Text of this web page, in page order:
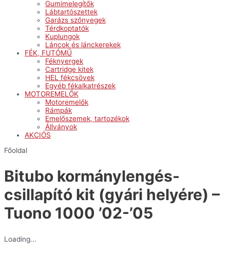
Gumimelegítők
Lábtartószettek
Garázs szőnyegek
Térdkoptatók
Kuplungok
Láncok és lánckerekek
FÉK, FUTÓMŰ
Féknyergek
Cartridge kitek
HEL fékcsövek
Egyéb fékalkatrészek
MOTOREMELŐK
Motoremelők
Rámpák
Emelőszemek, tartozékok
Állványok
AKCIÓS
Főoldal
Bitubo kormánylengés-
csillapító kit (gyári helyére) –
Tuono 1000 ’02-’05
Loading...